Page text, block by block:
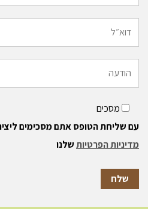
מסכים
עם שליחת הטופס אתם מסכימים
מדיניות הפרטיותשלנו